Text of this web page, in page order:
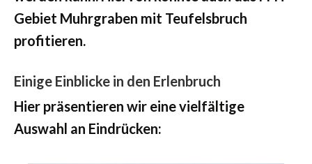
Gebiet Muhrgraben mit Teufelsbruch
profitieren.
Einige Einblicke in den Erlenbruch
Hier präsentieren wir eine vielfältige
Auswahl an Eindrücken: